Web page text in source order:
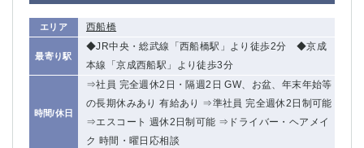
エリア 西船橋
最寄り駅
◆JR中央・総武線「西船橋駅」より徒歩2分 ◆京成
本線「京成西船駅」より徒歩3分
時間/休日
⇒社員 完全週休2日・隔週2日 GW、お盆、年末年始等
の長期休みあり 有給あり ⇒準社員 完全週休2日制可能
⇒エスコート 週休2日制可能 ⇒ドライバー・ヘアメイ
ク 時間・曜日応相談